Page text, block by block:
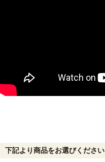
下記より商品をお選びください